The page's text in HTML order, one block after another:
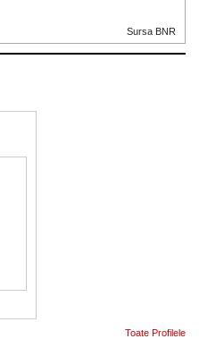
Sursa BNR
Toate Profilele